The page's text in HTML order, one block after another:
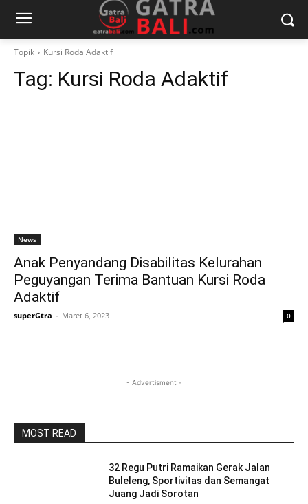
Topik Kursi Roda Adaktif
Tag: Kursi Roda Adaktif
News
Anak Penyandang Disabilitas Kelurahan
Peguyangan Terima Bantuan Kursi Roda
Adaktif
superGtra - Maret 6, 2023 0
- Advertisment -
MOST READ
32 Regu Putri Ramaikan Gerak Jalan
Buleleng, Sportivitas dan Semangat
Juang Jadi Sorotan